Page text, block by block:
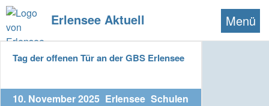
Erlensee Aktuell Menü
Tag der offenen Tür an der GBS Erlensee
10. November 2025 Erlensee Schulen